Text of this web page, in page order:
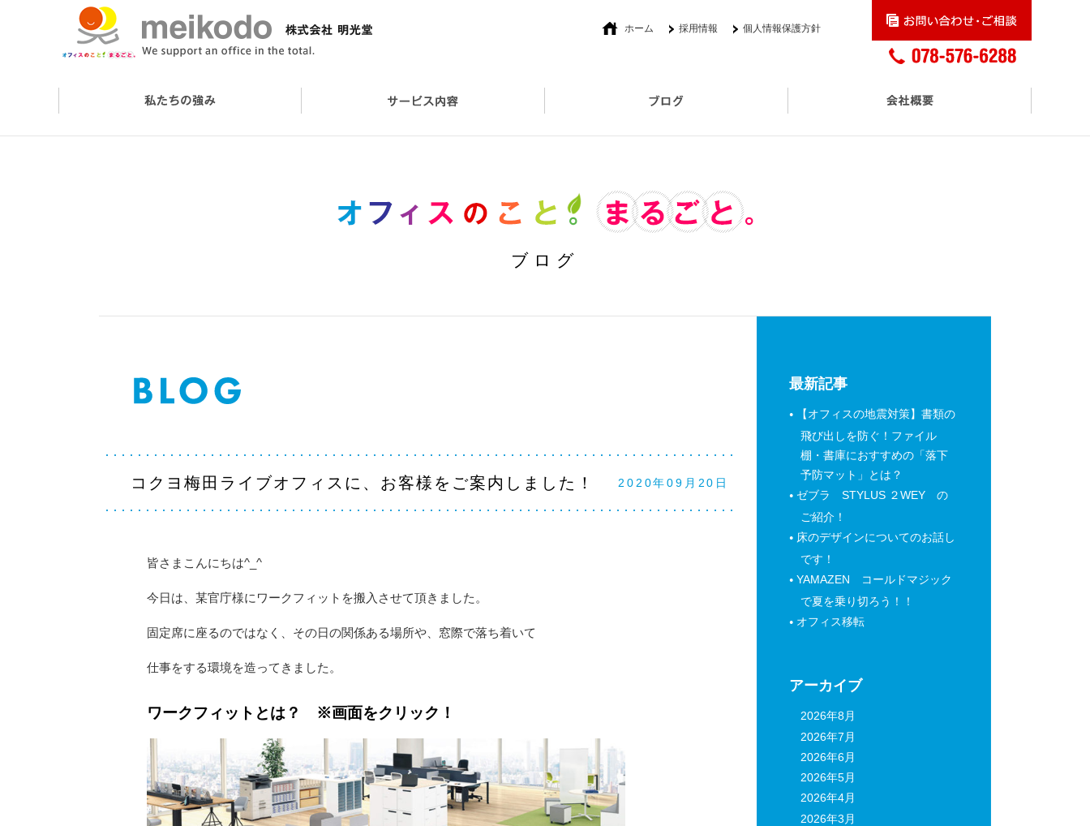
ホーム 採用情報 個人情報保護方針
ブログ
コクヨ梅田ライブオフィスに、お客様をご案内しました！ 2020年09月20日
皆さまこんにちは^_^
今日は、某官庁様にワークフィットを搬入させて頂きました。
固定席に座るのではなく、その日の関係ある場所や、窓際で落ち着いて
仕事をする環境を造ってきました。
ワークフィットとは？ ※画面をクリック！
最新記事
【オフィスの地震対策】書類の
飛び出しを防ぐ！ファイル
棚・書庫におすすめの「落下
予防マット」とは？
ゼブラ STYLUS ２WEY の
ご紹介！
床のデザインについてのお話し
です！
YAMAZEN コールドマジック
で夏を乗り切ろう！！
オフィス移転
アーカイブ
2026年8月
2026年7月
2026年6月
2026年5月
2026年4月
2026年3月